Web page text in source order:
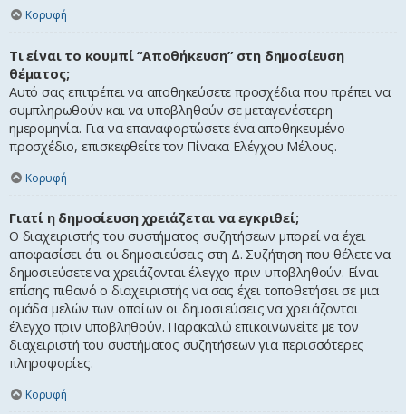
Κορυφή
Τι είναι το κουμπί “Αποθήκευση” στη δημοσίευση
θέματος;
Αυτό σας επιτρέπει να αποθηκεύσετε προσχέδια που πρέπει να
συμπληρωθούν και να υποβληθούν σε μεταγενέστερη
ημερομηνία. Για να επαναφορτώσετε ένα αποθηκευμένο
προσχέδιο, επισκεφθείτε τον Πίνακα Ελέγχου Μέλους.
Κορυφή
Γιατί η δημοσίευση χρειάζεται να εγκριθεί;
Ο διαχειριστής του συστήματος συζητήσεων μπορεί να έχει
αποφασίσει ότι οι δημοσιεύσεις στη Δ. Συζήτηση που θέλετε να
δημοσιεύσετε να χρειάζονται έλεγχο πριν υποβληθούν. Είναι
επίσης πιθανό ο διαχειριστής να σας έχει τοποθετήσει σε μια
ομάδα μελών των οποίων οι δημοσιεύσεις να χρειάζονται
έλεγχο πριν υποβληθούν. Παρακαλώ επικοινωνείτε με τον
διαχειριστή του συστήματος συζητήσεων για περισσότερες
πληροφορίες.
Κορυφή